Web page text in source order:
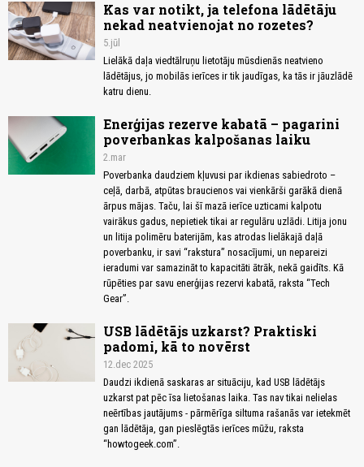
Kas var notikt, ja telefona lādētāju
nekad neatvienojat no rozetes?
5.jūl
Lielākā daļa viedtālruņu lietotāju mūsdienās neatvieno
lādētājus, jo mobilās ierīces ir tik jaudīgas, ka tās ir jāuzlādē
katru dienu.
Enerģijas rezerve kabatā – pagarini
poverbankas kalpošanas laiku
2.mar
Poverbanka daudziem kļuvusi par ikdienas sabiedroto –
ceļā, darbā, atpūtas braucienos vai vienkārši garākā dienā
ārpus mājas. Taču, lai šī mazā ierīce uzticami kalpotu
vairākus gadus, nepietiek tikai ar regulāru uzlādi. Litija jonu
un litija polimēru baterijām, kas atrodas lielākajā daļā
poverbanku, ir savi “rakstura” nosacījumi, un nepareizi
ieradumi var samazināt to kapacitāti ātrāk, nekā gaidīts. Kā
rūpēties par savu enerģijas rezervi kabatā, raksta “Tech
Gear”.
USB lādētājs uzkarst? Praktiski
padomi, kā to novērst
12.dec 2025
Daudzi ikdienā saskaras ar situāciju, kad USB lādētājs
uzkarst pat pēc īsa lietošanas laika. Tas nav tikai nelielas
neērtības jautājums - pārmērīga siltuma rašanās var ietekmēt
gan lādētāja, gan pieslēgtās ierīces mūžu, raksta
“howtogeek.com”.